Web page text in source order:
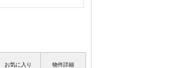
お気に入り 物件詳細